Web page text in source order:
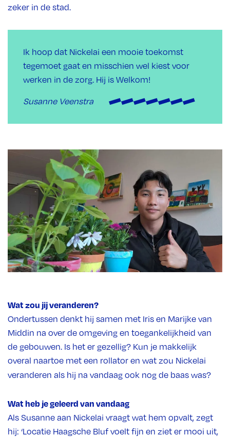
zeker in de stad.
Ik hoop dat Nickelai een mooie toekomst
tegemoet gaat en misschien wel kiest voor
werken in de zorg. Hij is Welkom!
Susanne Veenstra
Wat zou jij veranderen?
Ondertussen denkt hij samen met Iris en Marijke van
Middin na over de omgeving en toegankelijkheid van
de gebouwen. Is het er gezellig? Kun je makkelijk
overal naartoe met een rollator en wat zou Nickelai
veranderen als hij na vandaag ook nog de baas was?
Wat heb je geleerd van vandaag
Als Susanne aan Nickelai vraagt wat hem opvalt, zegt
hij: ‘Locatie Haagsche Bluf voelt fijn en ziet er mooi uit,